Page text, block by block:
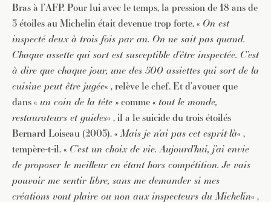
Bras à l’AFP. Pour lui avec le temps, la pression de 18 ans de
3 étoiles au Michelin était devenue trop forte. « On est
inspecté deux à trois fois par an. On ne sait pas quand.
Chaque assette qui sort est susceptible d’être inspectée. C’est
à dire que chaque jour, une des 500 assiettes qui sort de la
cuisine peut être jugée« , relève le chef. Et d’avouer que
dans « un coin de la tête » comme « tout le monde,
restaurateurs et guides« , il a le suicide du trois étoilés
Bernard Loiseau (2003). «Mais je n’ai pas cet esprit-là« ,
tempère-t-il. « C’est un choix de vie. Aujourd’hui, j’ai envie
de proposer le meilleur en étant hors compétition. Je vais
pouvoir me sentir libre, sans me demander si mes
créations vont plaire ou non aux inspecteurs du Michelin« ,